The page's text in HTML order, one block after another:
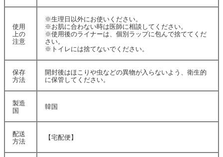
使用
上の
注意
※生理日以外にお使いください。
※お肌に合わない時は医師に相談してください。
※使用後のライナーは、個別ラップに包んで捨ててくだ
さい。
※トイレには捨てないでください。
保存
方法
開封後はほこりや虫などの異物が入らないよう、衛生的
に保管してください。
製造
国
韓国
配送
方法
【宅配便】